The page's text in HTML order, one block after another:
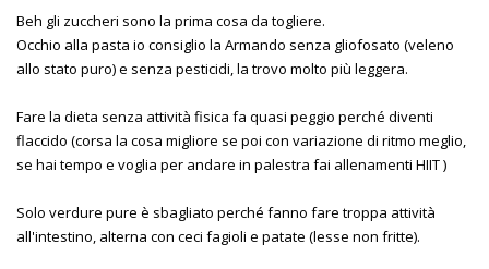
Beh gli zuccheri sono la prima cosa da togliere.
Occhio alla pasta io consiglio la Armando senza gliofosato (veleno
allo stato puro) e senza pesticidi, la trovo molto più leggera.
Fare la dieta senza attività fisica fa quasi peggio perché diventi
flaccido (corsa la cosa migliore se poi con variazione di ritmo meglio,
se hai tempo e voglia per andare in palestra fai allenamenti HIIT )
Solo verdure pure è sbagliato perché fanno fare troppa attività
all'intestino, alterna con ceci fagioli e patate (lesse non fritte).